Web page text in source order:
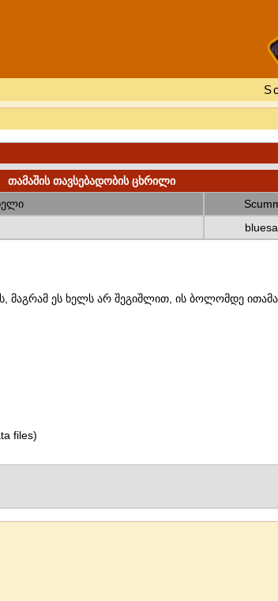
თამაშის თავსებადობის ცხრილი
მაგრამ ეს ხელს არ შეგიშლით, ის ბოლომდე
files)